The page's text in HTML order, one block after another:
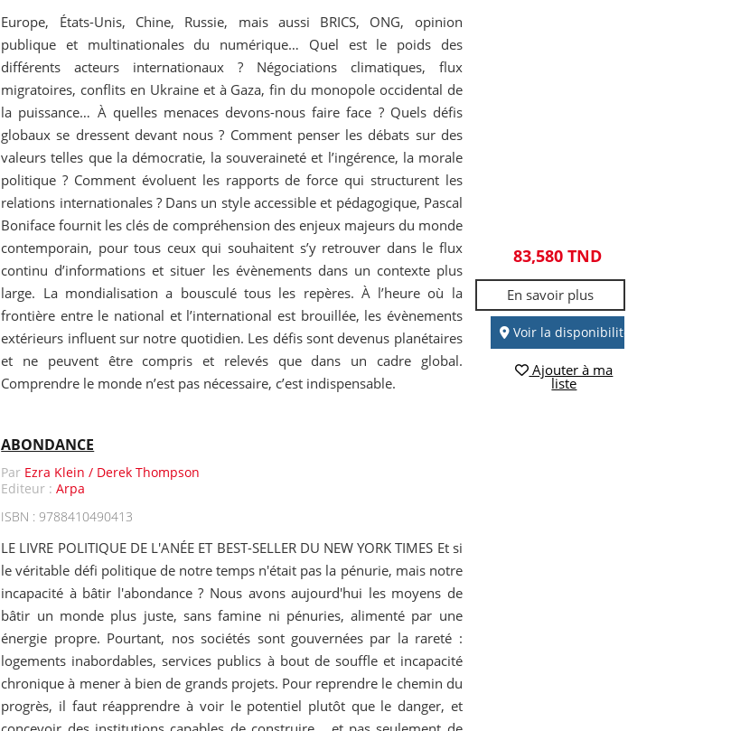
Europe, États-Unis, Chine, Russie, mais aussi BRICS, ONG, opinion
publique et multinationales du numérique… Quel est le poids des
différents acteurs internationaux ? Négociations climatiques, flux
migratoires, conflits en Ukraine et à Gaza, fin du monopole occidental de
la puissance… À quelles menaces devons-nous faire face ? Quels défis
globaux se dressent devant nous ? Comment penser les débats sur des
valeurs telles que la démocratie, la souveraineté et l’ingérence, la morale
politique ? Comment évoluent les rapports de force qui structurent les
relations internationales ? Dans un style accessible et pédagogique, Pascal
Boniface fournit les clés de compréhension des enjeux majeurs du monde
contemporain, pour tous ceux qui souhaitent s’y retrouver dans le flux
continu d’informations et situer les évènements dans un contexte plus
large. La mondialisation a bousculé tous les repères. À l’heure où la
frontière entre le national et l’international est brouillée, les évènements
extérieurs influent sur notre quotidien. Les défis sont devenus planétaires
et ne peuvent être compris et relevés que dans un cadre global.
Comprendre le monde n’est pas nécessaire, c’est indispensable.
83,580 TND
En savoir plus
Voir la disponibilité
Ajouter à ma
liste
ABONDANCE
Par Ezra Klein / Derek Thompson
Editeur :Arpa
ISBN : 9788410490413
LE LIVRE POLITIQUE DE L'ANÉE ET BEST-SELLER DU NEW YORK TIMES Et si
le véritable défi politique de notre temps n'était pas la pénurie, mais notre
incapacité à bâtir l'abondance ? Nous avons aujourd'hui les moyens de
bâtir un monde plus juste, sans famine ni pénuries, alimenté par une
énergie propre. Pourtant, nos sociétés sont gouvernées par la rareté :
logements inabordables, services publics à bout de souffle et incapacité
chronique à mener à bien de grands projets. Pour reprendre le chemin du
progrès, il faut réapprendre à voir le potentiel plutôt que le danger, et